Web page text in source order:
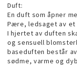
Duft:
En duft som åpner
Pære, ledsaget av et
I hjertet av duften
og sensuell
baseduften består
sødme, varme og